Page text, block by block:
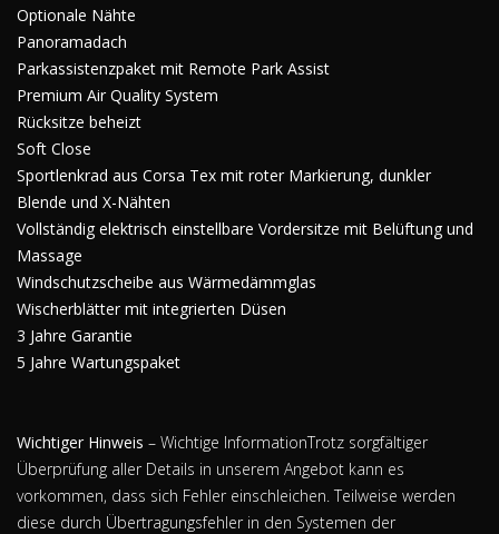
Optionale Nähte
Panoramadach
Parkassistenzpaket mit Remote Park Assist
Premium Air Quality System
Rücksitze beheizt
Soft Close
Sportlenkrad aus Corsa Tex mit roter Markierung, dunkler
Blende und X-Nähten
Vollständig elektrisch einstellbare Vordersitze mit Belüftung und
Massage
Windschutzscheibe aus Wärmedämmglas
Wischerblätter mit integrierten Düsen
3 Jahre Garantie
5 Jahre Wartungspaket
Wichtiger Hinweis – Wichtige InformationTrotz sorgfältiger
Überprüfung aller Details in unserem Angebot kann es
vorkommen, dass sich Fehler einschleichen. Teilweise werden
diese durch Übertragungsfehler in den Systemen der